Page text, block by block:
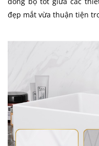
đẹp mắt vừa thuận tiện